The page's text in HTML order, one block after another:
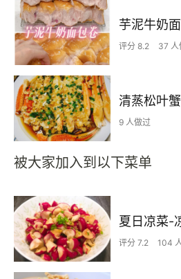
芋泥牛奶
评分 8.2 37 人
清蒸松叶
9 人做过
被大家加入到以下菜单
夏日凉菜-
评分 7.2 104